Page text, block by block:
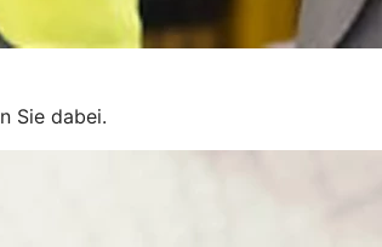
Sie dabei.